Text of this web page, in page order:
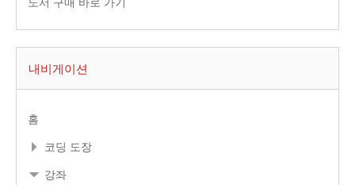
내비게이션
홈
코딩 도장
강좌